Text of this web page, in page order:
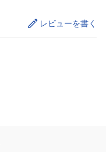
レビューを書く